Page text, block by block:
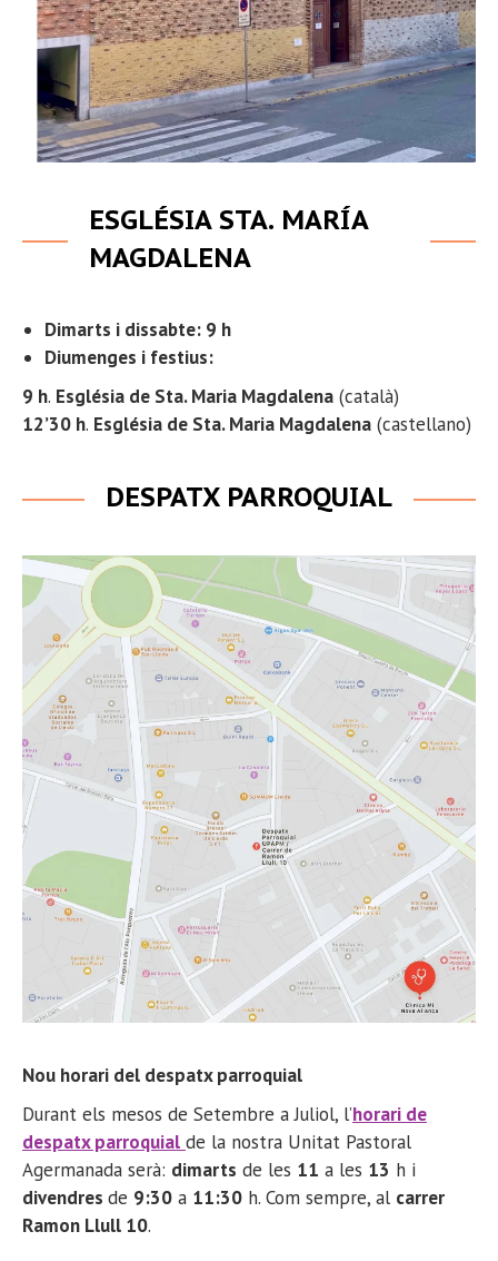
ESGLÉSIA STA. MARÍA
MAGDALENA
Dimarts i dissabte: 9 h
Diumenges i festius:
9 h. Església de Sta. Maria Magdalena (català)
12’30 h. Església de Sta. Maria Magdalena (castellano)
DESPATX PARROQUIAL
Nou horari del despatx parroquial
Durant els mesos de Setembre a Juliol, l’horari de
despatx parroquial de la nostra Unitat Pastoral
Agermanada serà: dimarts de les 11 a les 13 h i
divendres de 9:30 a 11:30 h. Com sempre, al carrer
Ramon Llull 10.